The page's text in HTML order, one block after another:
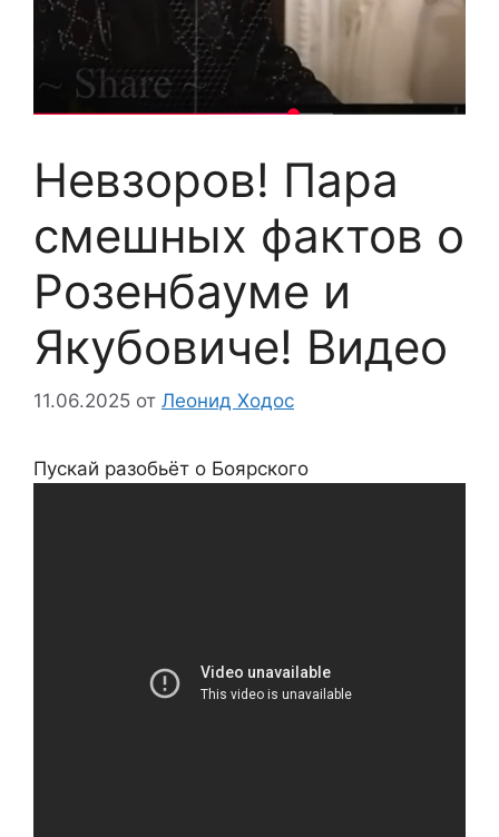
Невзоров! Пара
смешных фактов о
Розенбауме и
Якубовиче! Видео
11.06.2025 от Леонид Ходос
Пускай разобьёт о Боярского